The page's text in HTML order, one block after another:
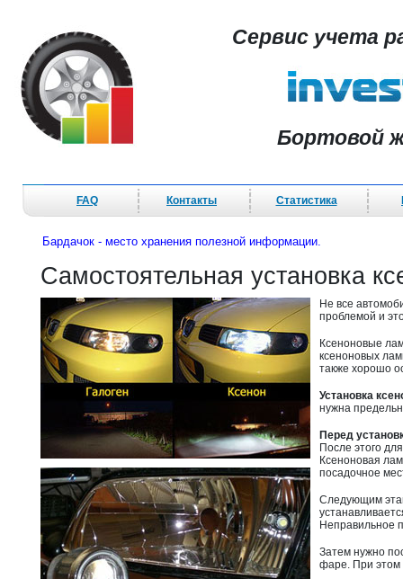
Сервис учета
Бортовой
FAQ Контакты Статистика
Бардачок - место хранения полезной информации.
Самостоятельная установка
Не все
проблемой и
Ксеноновые
ксеноновых
также хорошо
Установка
нужна
Перед
После этого
Ксеноновая
посадочное
Следующим
Неправильное
Затем нужно
фаре. При этом